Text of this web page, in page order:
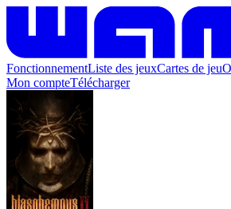
FonctionnementListe des jeuxCartes de jeu
Mon compteTélécharger